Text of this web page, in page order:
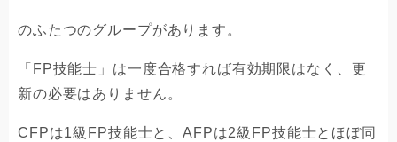
のふたつのグループがあります。
「FP技能士」は一度合格すれば有効期限はなく、更
新の必要はありません。
CFPは1級FP技能士と、AFPは2級FP技能士とほぼ同